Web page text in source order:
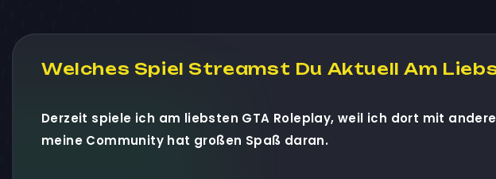
Welches Spiel Streamst Du Aktuell Am
Derzeit spiele ich am liebsten GTA Roleplay, weil ich dort mit
meine Community hat großen Spaß daran.